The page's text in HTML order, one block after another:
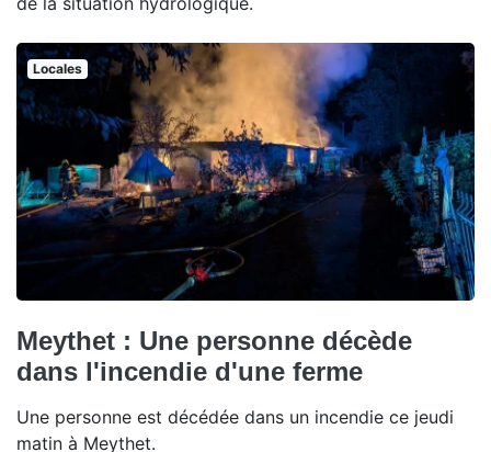
Locales
Meythet : Une personne décède
dans l'incendie d'une ferme
Une personne est décédée dans un incendie ce jeudi
matin à Meythet.